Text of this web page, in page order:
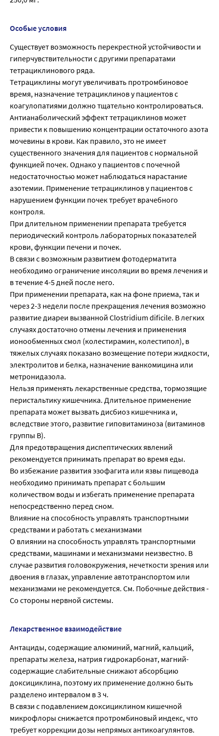
Особые условия
Существует возможность перекрестной устойчивости и
гиперчувствительности с другими препаратами
тетрациклинового ряда.
Тетрациклины могут увеличивать протромбиновое
время, назначение тетрациклинов у пациентов с
коагулопатиями должно тщательно контролироваться.
Антианаболический эффект тетрациклинов может
привести к повышению концентрации остаточного азота
мочевины в крови. Как правило, это не имеет
существенного значения для пациентов с нормальной
функцией почек. Однако у пациентов с почечной
недостаточностью может наблюдаться нарастание
азотемии. Применение тетрациклинов у пациентов с
нарушением функции почек требует врачебного
контроля.
При длительном применении препарата требуется
периодический контроль лабораторных показателей
крови, функции печени и почек.
В связи с возможным развитием фотодерматита
необходимо ограничение инсоляции во время лечения и
в течение 4-5 дней после него.
При применении препарата, как на фоне приема, так и
через 2-3 недели после прекращения лечения возможно
развитие диареи вызванной Clostridium dificile. В легких
случаях достаточно отмены лечения и применения
ионообменных смол (колестирамин, колестипол), в
тяжелых случаях показано возмещение потери жидкости,
электролитов и белка, назначение ванкомицина или
метронидазола.
Нельзя применять лекарственные средства, тормозящие
перистальтику кишечника. Длительное применение
препарата может вызвать дисбиоз кишечника и,
вследствие этого, развитие гиповитаминоза (витаминов
группы В).
Для предотвращения диспептических явлений
рекомендуется принимать препарат во время еды.
Во избежание развития эзофагита или язвы пищевода
необходимо принимать препарат с большим
количеством воды и избегать применение препарата
непосредственно перед сном.
Влияние на способность управлять транспортными
средствами и работать с механизмами
О влиянии на способность управлять транспортными
средствами, машинами и механизмами неизвестно. В
случае развития головокружения, нечеткости зрения или
двоения в глазах, управление автотранспортом или
механизмами не рекомендуется. См. Побочные действия -
Со стороны нервной системы.
Лекарственное взаимодействие
Антациды, содержащие алюминий, магний, кальций,
препараты железа, натрия гидрокарбонат, магний-
содержащие слабительные снижают абсорбцию
доксициклина, поэтому их применение должно быть
разделено интервалом в 3 ч.
В связи с подавлением доксициклином кишечной
микрофлоры снижается протромбиновый индекс, что
требует коррекции дозы непрямых антикоагулянтов.